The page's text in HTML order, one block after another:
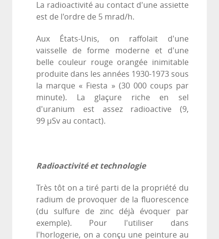
La radioactivité au contact d'une assiette
est de l'ordre de 5 mrad/h.
Aux États-Unis, on raffolait d'une
vaisselle de forme moderne et d'une
belle couleur rouge orangée inimitable
produite dans les années 1930-1973 sous
la marque « Fiesta » (30 000 coups par
minute). La glaçure riche en sel
d'uranium est assez radioactive (9,
99 µSv au contact).
Radioactivité et technologie
Très tôt on a tiré parti de la propriété du
radium de provoquer de la fluorescence
(du sulfure de zinc déjà évoquer par
exemple). Pour l'utiliser dans
l'horlogerie, on a conçu une peinture au